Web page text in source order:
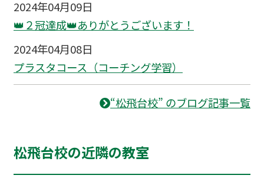
2024年04月09日
👑２冠達成👑ありがとうございます！
2024年04月08日
プラスタコース（コーチング学習）
“松飛台校” のブログ記事一覧
松飛台校の近隣の教室